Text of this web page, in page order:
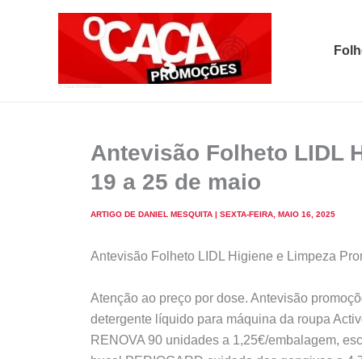
Antevisão Folheto LIDL
19 a 25 de maio
ARTIGO DE DANIEL MESQUITA | SEXTA-FEIRA, MAIO 16, 2025
Antevisão Folheto LIDL Higiene e Limpeza
Atenção ao preço por dose. Antevisão
detergente líquido para máquina da roupa
RENOVA 90 unidades a 1,25€/embalagem,